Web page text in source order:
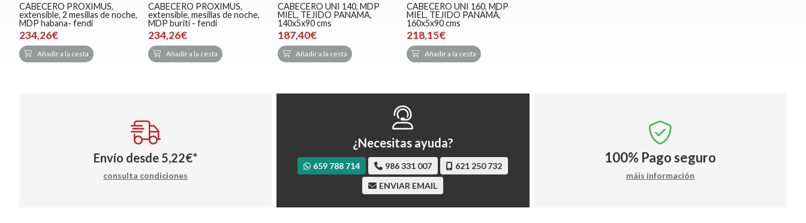
CABECERO PROXIMUS,
extensible, 2 mesillas de noche,
MDP habana- fendi
234,26€
Añadir a la cesta
CABECERO PROXIMUS,
extensible, mesillas de noche,
MDP buriti - fendi
234,26€
Añadir a la cesta
CABECERO UNI 140, MDP
MIEL, TEJIDO PANAMA,
140x5x90 cms
187,40€
Añadir a la cesta
CABECERO UNI 160, MDP
MIEL, TEJIDO PANAMÁ,
160x5x90 cms
218,15€
Añadir a la cesta
Envío desde 5,22€*
consulta condiciones
¿Necesitas ayuda?
659 788 714 986 331 007
621 250 732
ENVIAR EMAIL
100% Pago seguro
máis información